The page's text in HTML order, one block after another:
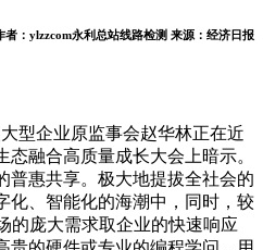
者： ylzzcom永利总站线路检测 来源： 经济日报
企业原监事会赵华林正在近
态融合高质量成长大会上暗示。
普惠共享。极大地提拔全社会的
化、智能化的海潮中，同时，较
的庞大需求取企业的快速响应